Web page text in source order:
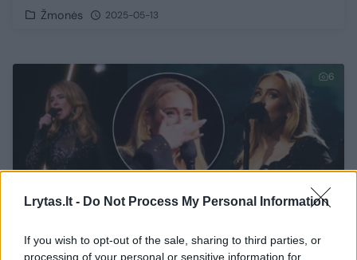
Lrytas.lt - Do Not Process My Personal Information
If you wish to opt-out of the sale, sharing to third parties, or
processing of your personal or sensitive information for
Žmonės 2025-05-13
6